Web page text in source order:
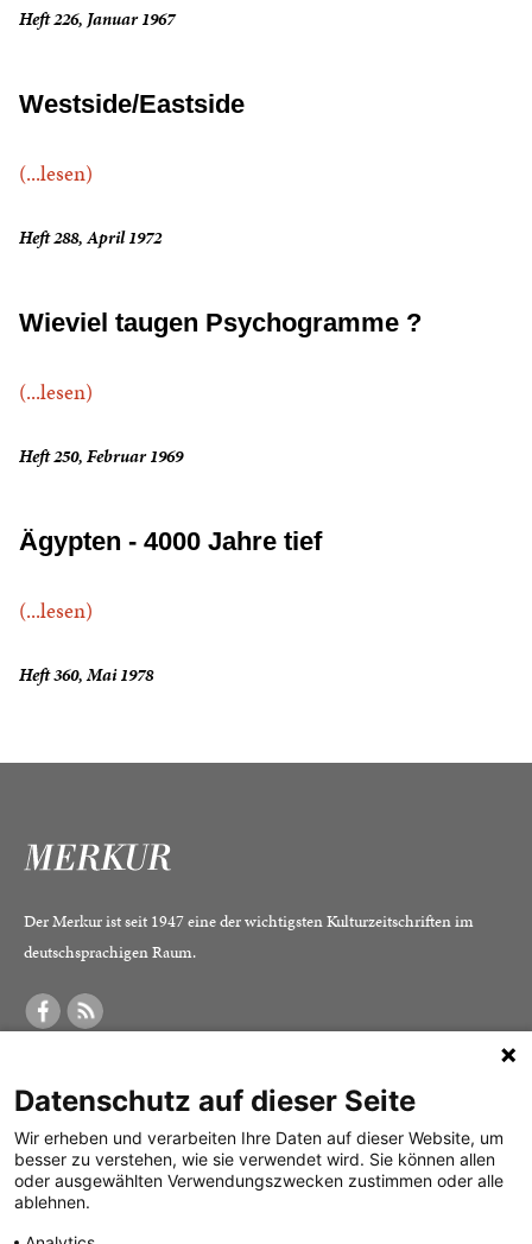
Heft 226, Januar 1967
Westside/Eastside
(...lesen)
Heft 288, April 1972
Wieviel taugen Psychogramme ?
(...lesen)
Heft 250, Februar 1969
Ägypten - 4000 Jahre tief
(...lesen)
Heft 360, Mai 1978
Der Merkur ist seit 1947 eine der wichtigsten Kulturzeitschriften im
deutschsprachigen Raum.
Was ist der Merkur?
Herausgeber /
Redaktion
Verlag
Alle Abos im Überblick
Print-Abo
Digital-Abo
Impressum
Datenschutz
Mediadaten
Datenschutz auf dieser Seite
Wir erheben und verarbeiten Ihre Daten auf dieser Website, um
besser zu verstehen, wie sie verwendet wird. Sie können allen
oder ausgewählten Verwendungszwecken zustimmen oder alle
ablehnen.